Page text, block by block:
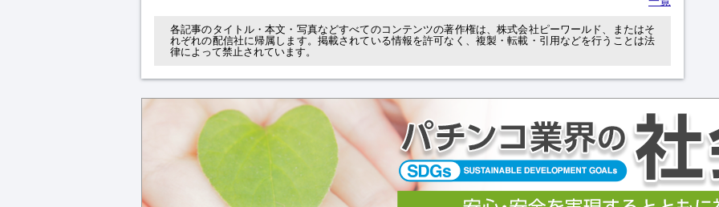
各記事のタイトル・本文・写真などすべてのコンテンツの著作権は、株式会社ピーワールド、またはそ
れぞれの配信社に帰属します。掲載されている情報を許可なく、複製・転載・引用などを行うことは法
律によって禁止されています。